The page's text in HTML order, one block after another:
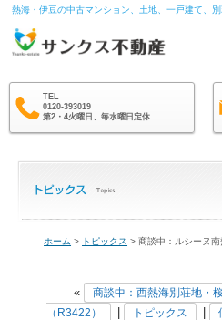
熱海・伊豆の中古マンション、土地、一戸建て、別
TEL
0120-393019
第2・4火曜日、毎水曜日定休
ホーム > トピックス > 商談中：ルシーヌ
«
商談中：西熱海別荘地・
（R3422）
トピックス